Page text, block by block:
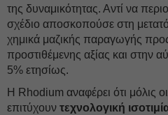
της δυναμικότητας. Αντί να
σχέδιο αποσκοπούσε στη
χημικά μαζικής παραγωγής
προστιθέμενης αξίας και στην
5% ετησίως.
Η Rhodium αναφέρει ότι μόλις οι
επιτύχουν τεχνολογική